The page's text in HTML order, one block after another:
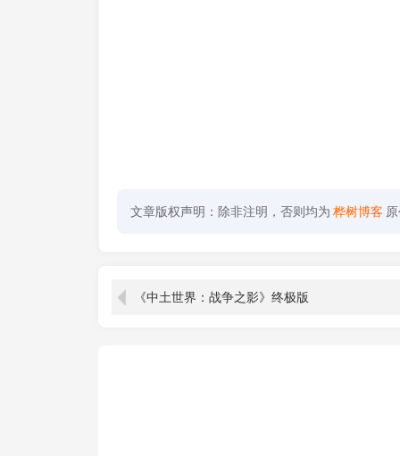
文章版权声明：除非注明，否则均为 桦树博客
《中土世界：战争之影》终极版